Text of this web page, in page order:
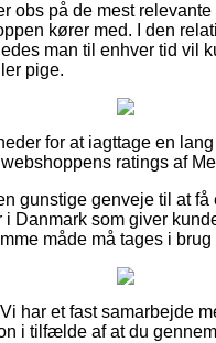
obs på de mest
kører med. I den
man til enhver tid vil
pige.
for at iagttage en
ratings af
gunstige genveje til at
Danmark som giver
måde må tages i
har et fast samarbejde
i tilfælde af at du